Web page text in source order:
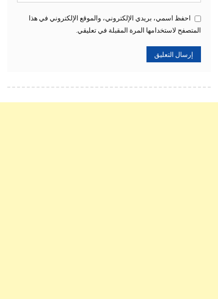
احفظ اسمي، بريدي الإلكتروني، والموقع الإلكتروني في هذا
المتصفح لاستخدامها المرة المقبلة في تعليقي.